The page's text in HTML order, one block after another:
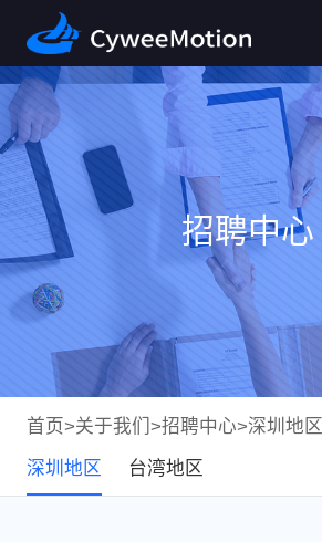
招聘中心
首页>关于我们 >招聘中心>深圳地区
深圳地区 台湾地区